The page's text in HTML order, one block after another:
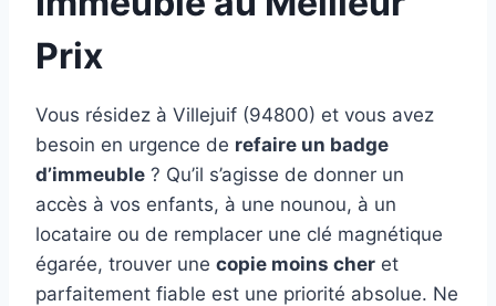
Prix
Vous résidez à Villejuif (94800) et vous avez
besoin en urgence de refaire un badge
d’immeuble ? Qu’il s’agisse de donner un
accès à vos enfants, à une nounou, à un
locataire ou de remplacer une clé magnétique
égarée, trouver une copie moins cher et
parfaitement fiable est une priorité absolue. Ne